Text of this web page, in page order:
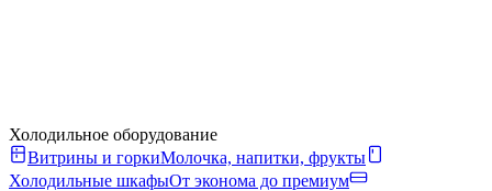
Холодильное оборудование
Витрины и горкиМолочка, напитки, фрукты
Холодильные шкафыОт эконома до премиум